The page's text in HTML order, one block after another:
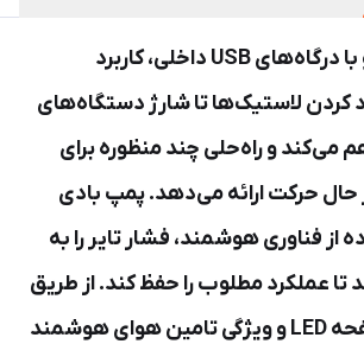
پمپ هوای خودرو با درگاه‌های USB داخلی، کاربرد
کردن لاستیک‌ها تا شارژ دستگاه‌های
می‌کند و راه‌حلی چند منظوره برای
حال حرکت ارائه می‌دهد. پمپ بادی
از فناوری هوشمند، فشار تایر را به
تا عملکرد مطلوب را حفظ کند. از طریق
نمایشگر تمام صفحه LED و ویژگی تامین هوای هوشمند